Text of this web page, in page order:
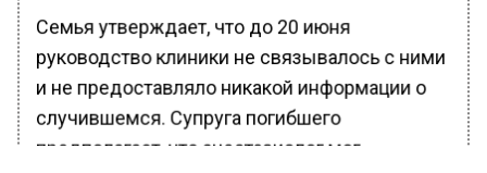
Семья утверждает, что до 20 июня
руководство клиники не связывалось с ними
и не предоставляло никакой информации о
случившемся. Супруга погибшего
предполагает, что анестезиолог мог